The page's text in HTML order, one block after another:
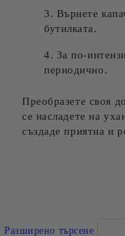
Върнете
бутилката.
За по-
периодично.
Преобразете своя
се насладете на
създаде приятна и
Разширено търсене